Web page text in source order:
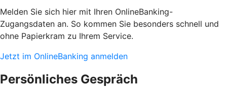
Melden Sie sich hier mit Ihren OnlineBanking-
Zugangsdaten an. So kommen Sie besonders schnell und
ohne Papierkram zu Ihrem Service.
Jetzt im OnlineBanking anmelden
Persönliches Gespräch